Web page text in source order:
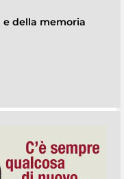
e della memoria